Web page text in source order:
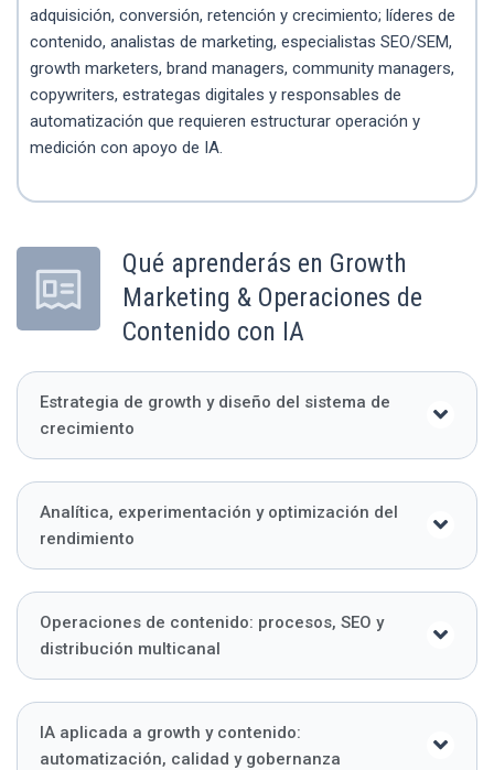
adquisición, conversión, retención y crecimiento; líderes de
contenido, analistas de marketing, especialistas SEO/SEM,
growth marketers, brand managers, community managers,
copywriters, estrategas digitales y responsables de
automatización que requieren estructurar operación y
medición con apoyo de IA.
Qué aprenderás en Growth
Marketing & Operaciones de
Contenido con IA
Estrategia de growth y diseño del sistema de
crecimiento
Analítica, experimentación y optimización del
rendimiento
Operaciones de contenido: procesos, SEO y
distribución multicanal
IA aplicada a growth y contenido:
automatización, calidad y gobernanza